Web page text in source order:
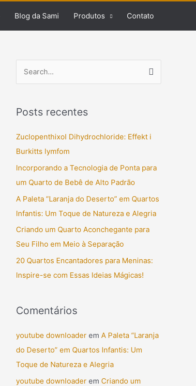
Blog da Sami Produtos Contato
q
u
i
p
o
r
:
Posts recentes
Zuclopenthixol Dihydrochloride: Effekt i
Burkitts lymfom
Incorporando a Tecnologia de Ponta para
um Quarto de Bebê de Alto Padrão
A Paleta “Laranja do Deserto” em Quartos
Infantis: Um Toque de Natureza e Alegria
Criando um Quarto Aconchegante para
Seu Filho em Meio à Separação
20 Quartos Encantadores para Meninas:
Inspire-se com Essas Ideias Mágicas!
Comentários
youtube downloader em A Paleta “Laranja
do Deserto” em Quartos Infantis: Um
Toque de Natureza e Alegria
youtube downloader em Criando um